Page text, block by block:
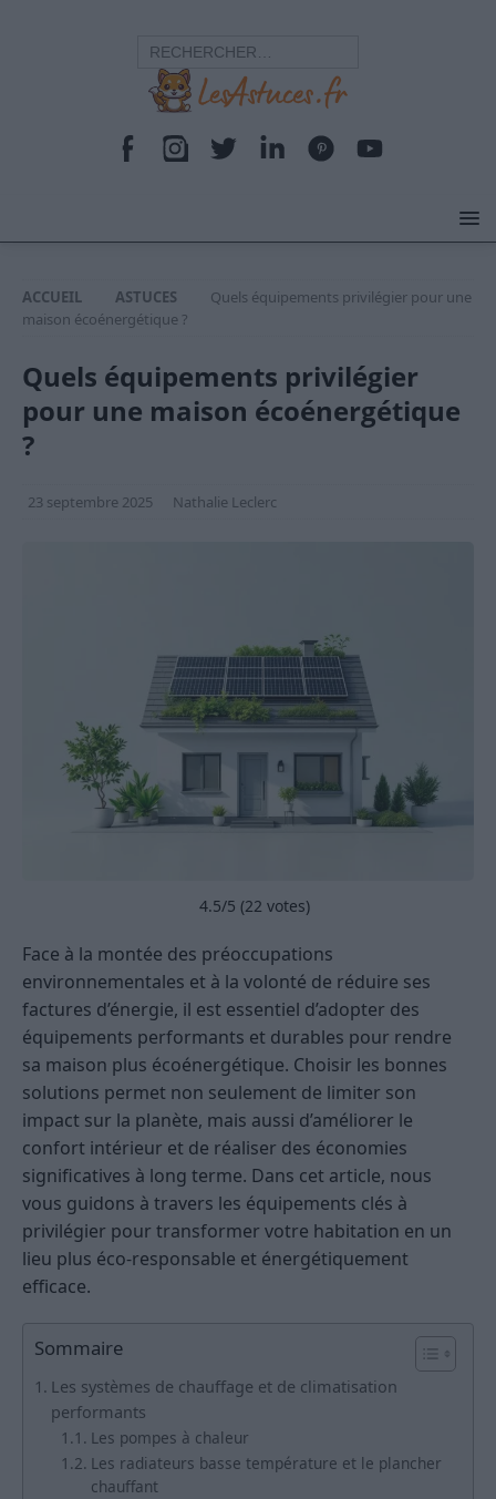
ACCUEIL ASTUCES
Quels équipements privilégier pour une
maison écoénergétique ?
Quels équipements privilégier
pour une maison écoénergétique
?
23 septembre 2025 Nathalie Leclerc
4.5/5 (22 votes)
Face à la montée des préoccupations
environnementales et à la volonté de réduire ses
factures d’énergie, il est essentiel d’adopter des
équipements performants et durables pour rendre
sa maison plus écoénergétique. Choisir les bonnes
solutions permet non seulement de limiter son
impact sur la planète, mais aussi d’améliorer le
confort intérieur et de réaliser des économies
significatives à long terme. Dans cet article, nous
vous guidons à travers les équipements clés à
privilégier pour transformer votre habitation en un
lieu plus éco-responsable et énergétiquement
efficace.
Sommaire
Les systèmes de chauffage et de climatisation
performants
Les pompes à chaleur
Les radiateurs basse température et le plancher
chauffant